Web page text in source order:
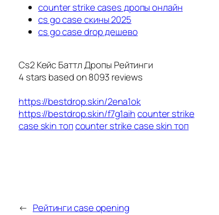
counter strike cases дропы онлайн
cs go case скины 2025
cs go case drop дешево
Cs2 Кейс Баттл Дропы Рейтинги
4 stars based on8093 reviews
https://bestdrop.skin/2ena1ok
https://bestdrop.skin/f7g1aihcounter strike
case skin топcounter strike case skin топ
← Рейтинги case opening